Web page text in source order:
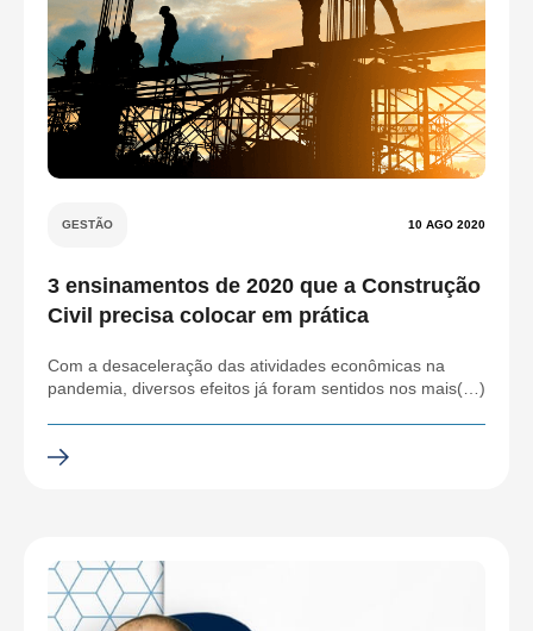
GESTÃO 10 AGO 2020
3 ensinamentos de 2020 que a Construção
Civil precisa colocar em prática
Com a desaceleração das atividades econômicas na
pandemia, diversos efeitos já foram sentidos nos mais(…)